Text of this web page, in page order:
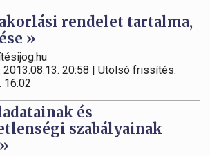
rendelet tartalma,
»
2013.08.13. 20:58 | Utolsó frissítés:
16:02
és
szabályainak